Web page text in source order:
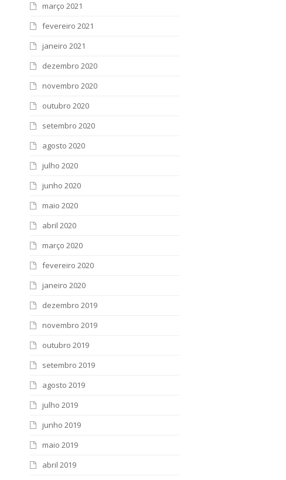
março 2021
fevereiro 2021
janeiro 2021
dezembro 2020
novembro 2020
outubro 2020
setembro 2020
agosto 2020
julho 2020
junho 2020
maio 2020
abril 2020
março 2020
fevereiro 2020
janeiro 2020
dezembro 2019
novembro 2019
outubro 2019
setembro 2019
agosto 2019
julho 2019
junho 2019
maio 2019
abril 2019